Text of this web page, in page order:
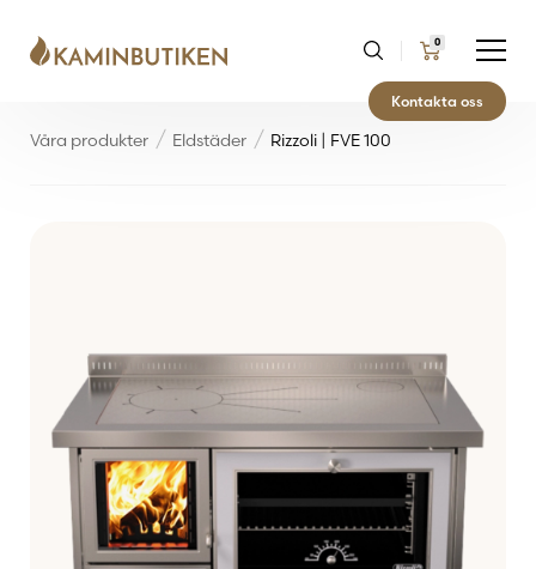
0
Kontakta oss
Våra produkter Eldstäder Rizzoli | FVE 100